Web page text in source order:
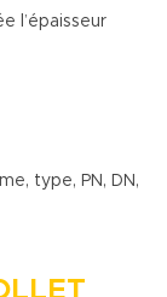
l’épaisseur
type, PN, DN,